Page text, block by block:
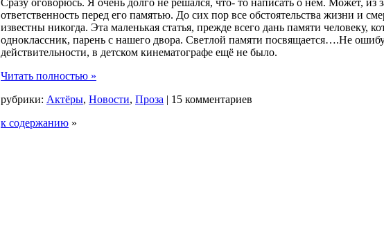
ответственность перед его памятью. До сих пор все обстоятельства жизни и
известны никогда. Эта маленькая статья, прежде всего дань памяти человеку,
одноклассник, парень с нашего двора. Светлой памяти посвящается….Не
действительности, в детском кинематографе ещё не было.
Читать полностью »
рубрики: Актёры, Новости, Проза | 15 комментариев
к содержанию »